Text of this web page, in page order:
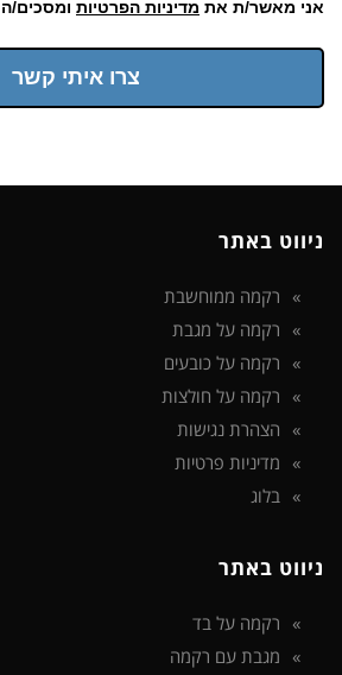
אני מאשר/ת את מדיניות הפרטיות ומסכים/
צרו איתי קשר
ניווט באתר
רקמה ממוחשבת
רקמה על מגבת
רקמה על כובעים
רקמה על חולצות
הצהרת נגישות
מדיניות פרטיות
בלוג
ניווט באתר
רקמה על בד
מגבת עם רקמה